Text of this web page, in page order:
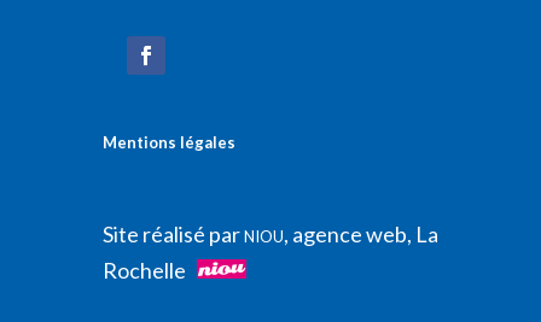
Mentions légales
Site réalisé parNIOU, agence web, La
Rochelle